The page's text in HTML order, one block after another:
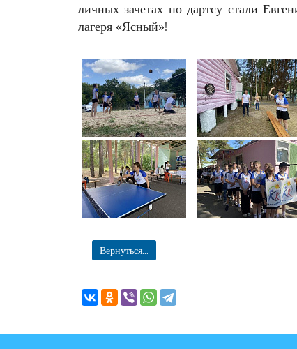
личных зачетах по дартсу стали
лагеря «Ясный»!
Вернуться...